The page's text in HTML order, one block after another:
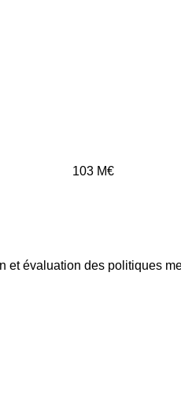
103 M€
et évaluation des politiques